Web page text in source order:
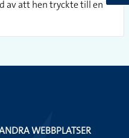
av att hen tryckte till en
WEBBPLATSER